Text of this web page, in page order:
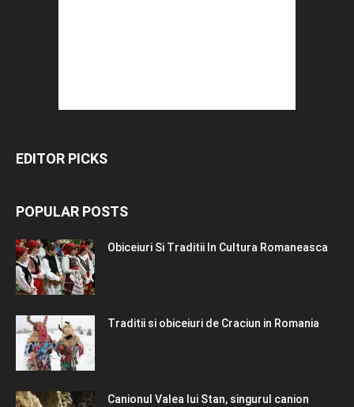
EDITOR PICKS
POPULAR POSTS
Obiceiuri Si Traditii In Cultura Romaneasca
Traditii si obiceiuri de Craciun in Romania
Canionul Valea lui Stan, singurul canion